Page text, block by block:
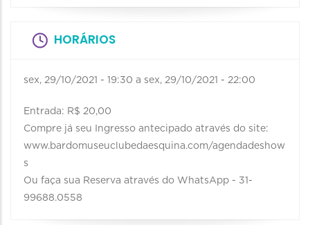
HORÁRIOS
sex, 29/10/2021 - 19:30 a sex, 29/10/2021 - 22:00
Entrada: R$ 20,00
Compre já seu Ingresso antecipado através do site:
www.bardomuseuclubedaesquina.com/agendadeshow
s
Ou faça sua Reserva através do WhatsApp - 31-
99688.0558